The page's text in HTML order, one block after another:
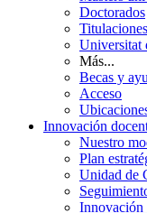
Doctorados
Universitat
Más...
Becas y
Acceso
Innovación
Nuestro
Plan
Unidad de
Innovación